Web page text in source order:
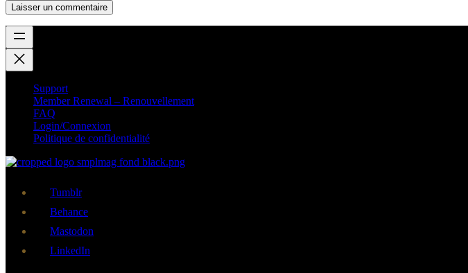
Support
Member Renewal – Renouvellement
FAQ
Login/Connexion
Politique de confidentialité
Tumblr
Behance
Mastodon
LinkedIn